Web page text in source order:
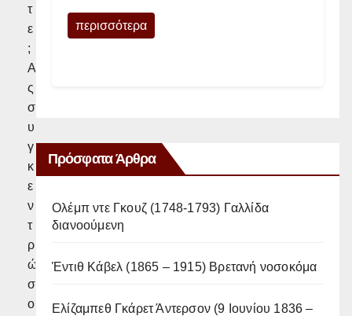
τ
ε
;
Α
ς
σ
υ
γ
κ
ε
ν
τ
ρ
ώ
σ
ο
περισσότερα
Πρόσφατα Άρθρα
Ολέμπ ντε Γκουζ (1748-1793) Γαλλίδα
διανοούμενη
Έντιθ Κάβελ (1865 – 1915) Βρετανή νοσοκόμα
Ελίζαμπεθ Γκάρετ Άντερσον (9 Ιουνίου 1836 –